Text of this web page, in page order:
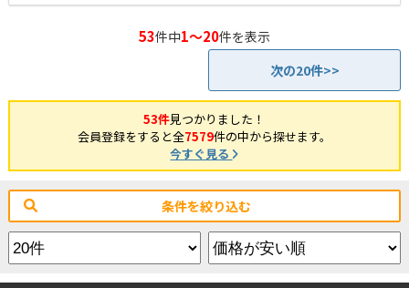
53件中1～20件を表示
次の20件>>
53件見つかりました！
会員登録をすると全7579件の中から探せます。
今すぐ見る
条件を絞り込む